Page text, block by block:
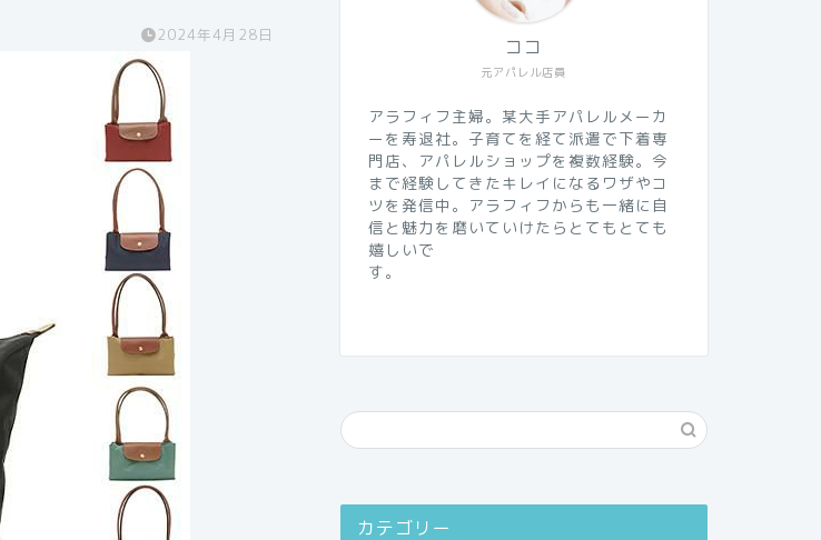
2024年4月28日
元アパレル店員
ココ
アラフィフ主婦。某大手アパレルメーカ
ーを寿退社。子育てを経て派遣で下着専
門店、アパレルショップを複数経験。今
まで経験してきたキレイになるワザやコ
ツを発信中。アラフィフからも一緒に自
信と魅力を磨いていけたらとてもとても
嬉しいで
す。
カテゴリー